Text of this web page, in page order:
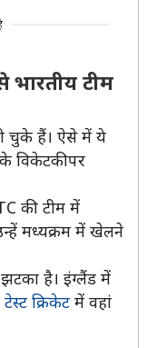
भारतीय टीम
चुके हैं। ऐसे में ये
विकेटकीपर
की टीम में
मध्यक्रम में खेलने
है। इंग्लैंड में
टेस्ट क्रिकेट में वहां